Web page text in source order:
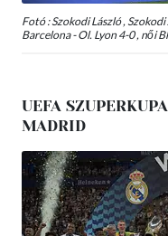
Fotó : Szokodi László ,
Barcelona - Ol. Lyon 4-0 , női
UEFA
MADRID